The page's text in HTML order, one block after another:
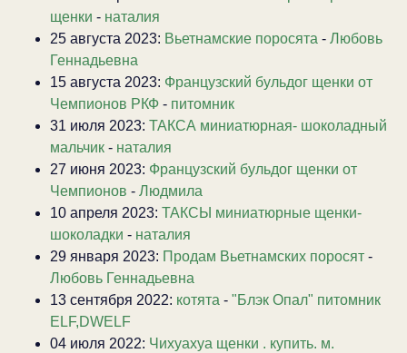
щенки - наталия
25 августа 2023: Вьетнамские поросята - Любовь
Геннадьевна
15 августа 2023: Французский бульдог щенки от
Чемпионов РКФ - питомник
31 июля 2023: ТАКСА миниатюрная- шоколадный
мальчик - наталия
27 июня 2023: Французский бульдог щенки от
Чемпионов - Людмила
10 апреля 2023: ТАКСЫ миниатюрные щенки-
шоколадки - наталия
29 января 2023: Продам Вьетнамских поросят -
Любовь Геннадьевна
13 сентября 2022: котята - "Блэк Опал" питомник
ELF,DWELF
04 июля 2022: Чихуахуа щенки . купить. м.